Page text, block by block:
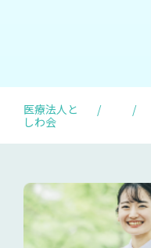
医療法人と
しわ会
/ /